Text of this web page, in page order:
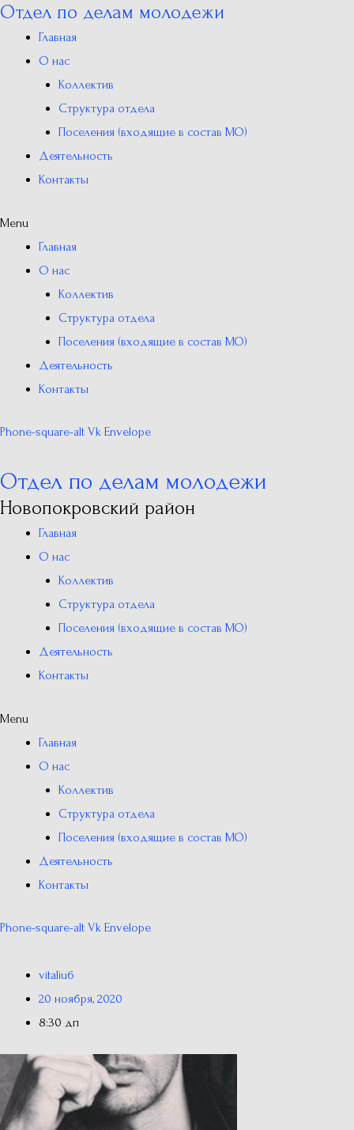
Перейти
содержимому
Отдел по делам молодежи
Главная
О нас
Коллектив
Структура отдела
Поселения (входящие в состав МО)
Деятельность
Контакты
Menu
Главная
О нас
Коллектив
Структура отдела
Поселения (входящие в состав МО)
Деятельность
Контакты
Phone-square-alt Vk Envelope
Отдел по делам молодежи
Новопокровский район
Главная
О нас
Коллектив
Структура отдела
Поселения (входящие в состав МО)
Деятельность
Контакты
Menu
Главная
О нас
Коллектив
Структура отдела
Поселения (входящие в состав МО)
Деятельность
Контакты
Phone-square-alt Vk Envelope
vitaliu6
20 ноября, 2020
8:30 дп